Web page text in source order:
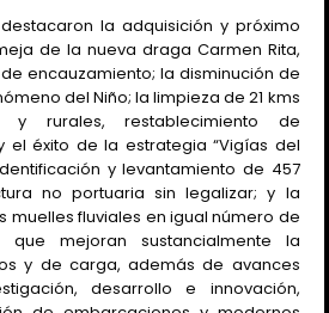
la adquisición y próximo
de la nueva draga Carmen Rita,
encauzamiento; la disminución de
del Niño; la limpieza de 21 kms
rurales, restablecimiento de
el éxito de la estrategia “Vigías del
y levantamiento de 457
no portuaria sin legalizar; y la
muelles fluviales en igual número de
mejoran sustancialmente la
y de carga, además de avances
desarrollo e innovación,